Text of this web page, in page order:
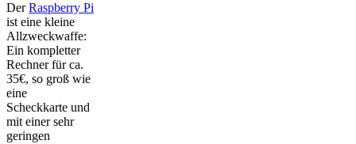
DerRaspberry Pi
ist eine kleine
Allzweckwaffe:
Ein kompletter
Rechner für ca.
35€, so groß wie
eine
Scheckkarte und
mit einer sehr
geringen